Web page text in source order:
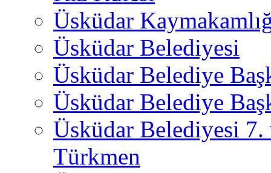
Üsküdar
Üsküdar Belediyesi
Üsküdar Belediye
Üsküdar Belediye
Üsküdar Belediyesi
Türkmen